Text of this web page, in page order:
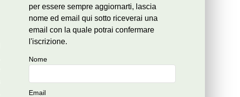
per essere sempre aggiornarti, lascia
nome ed email qui sotto riceverai una
email con la quale potrai confermare
l'iscrizione.
Nome
Email